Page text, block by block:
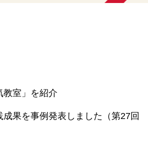
教室」を紹介
果を事例発表しました（第27回